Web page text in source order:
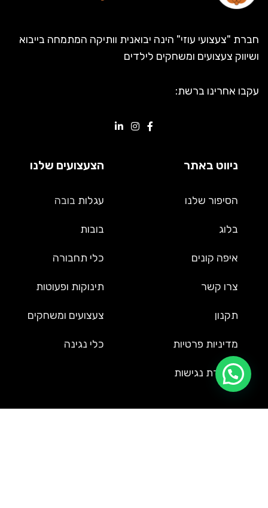
חברת "צעצועי עוזי" הינה יבואנית וותיקה המתמחה בייבוא
ושיווק צעצועים ומשחקים לילדים
עקבו אחרינו ברשת:
ניווט באתר
הסיפור שלנו
בלוג
איפה קונים
צרו קשר
תקנון
מדיניות פרטיות
הצהרת נגישות
הצעצועים שלנו
עגלות בובה
בובות
כלי תחבורה
תינוקות ופעוטות
צעצועים ומשחקים
כלי נגינה